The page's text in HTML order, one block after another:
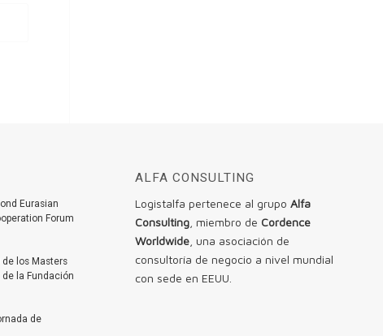
Eurasian
Forum
los Masters
la Fundación
de
ALFA CONSULTING
Logistalfa pertenece al grupo Alfa
Consulting, miembro de Cordence
Worldwide, una asociación de
consultoría de negocio a nivel mundial
con sede en EEUU.